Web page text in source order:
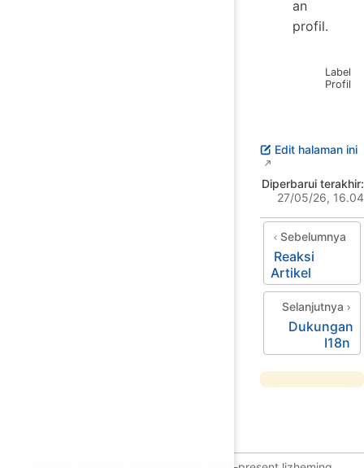
an
profil.
Label
Profil
Edit halaman ini
Diperbarui terakhir:
27/05/26, 16.04
Sebelumnya
Reaksi
Artikel
Selanjutnya
Dukungan
I18n